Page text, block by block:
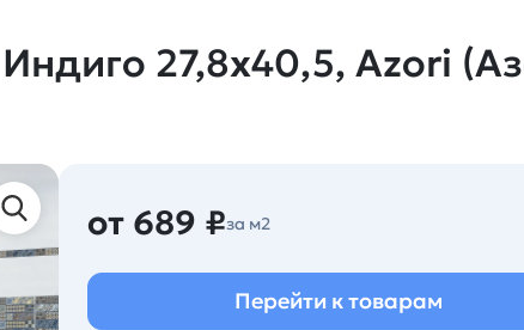
27,8х40,5, Azori
от 689 ₽за м2
Перейти к товарам